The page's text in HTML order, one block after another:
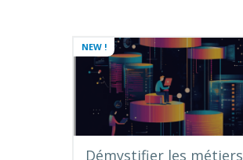
NEW !
Démystifier les métiers